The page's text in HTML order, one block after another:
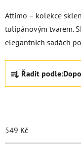
Attimo – kolekce
tulipánovým tvarem.
elegantních sadách
Ř
z
í
Řadit podle:
549 Kč